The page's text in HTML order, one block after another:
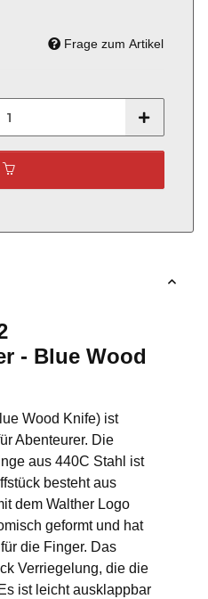
Frage zum Artikel
- Blue Wood
Wood Knife) ist
Abenteurer. Die
aus 440C Stahl ist
besteht aus
dem Walther Logo
geformt und hat
die Finger. Das
Verriegelung, die die
ist leicht ausklappbar